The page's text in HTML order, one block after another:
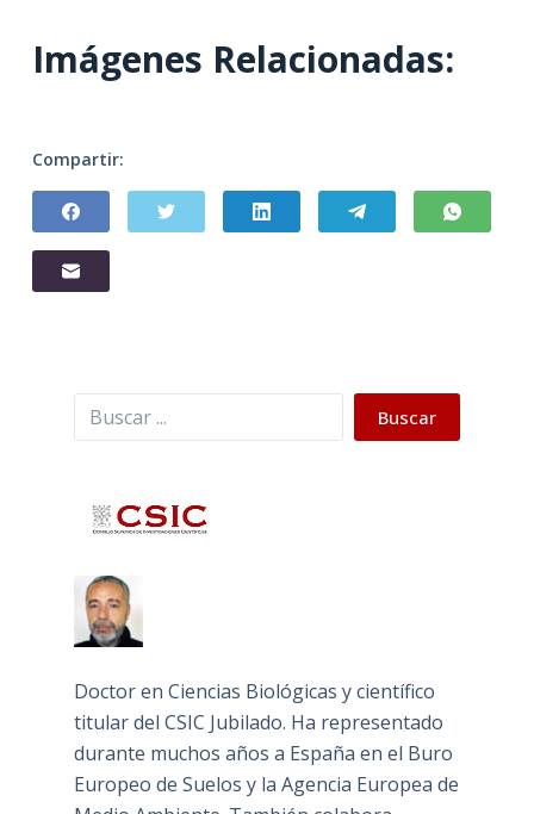
Imágenes Relacionadas:
Compartir:
Buscar Buscar
Doctor en Ciencias Biológicas y científico
titular del CSIC Jubilado. Ha representado
durante muchos años a España en el Buro
Europeo de Suelos y la Agencia Europea de